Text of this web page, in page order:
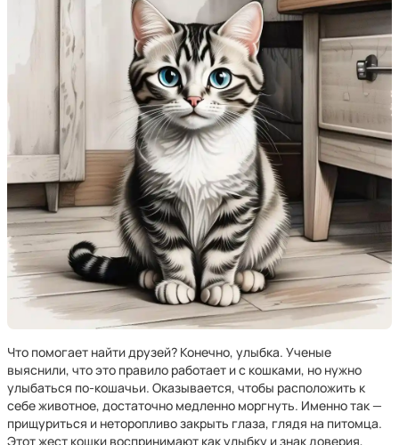
Что помогает найти друзей? Конечно, улыбка. Ученые
выяснили, что это правило работает и с кошками, но нужно
улыбаться по-кошачьи. Оказывается, чтобы расположить к
себе животное, достаточно медленно моргнуть. Именно так —
прищуриться и неторопливо закрыть глаза, глядя на питомца.
Этот жест кошки воспринимают как улыбку и знак доверия,